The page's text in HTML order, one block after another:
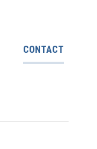
CONTACT